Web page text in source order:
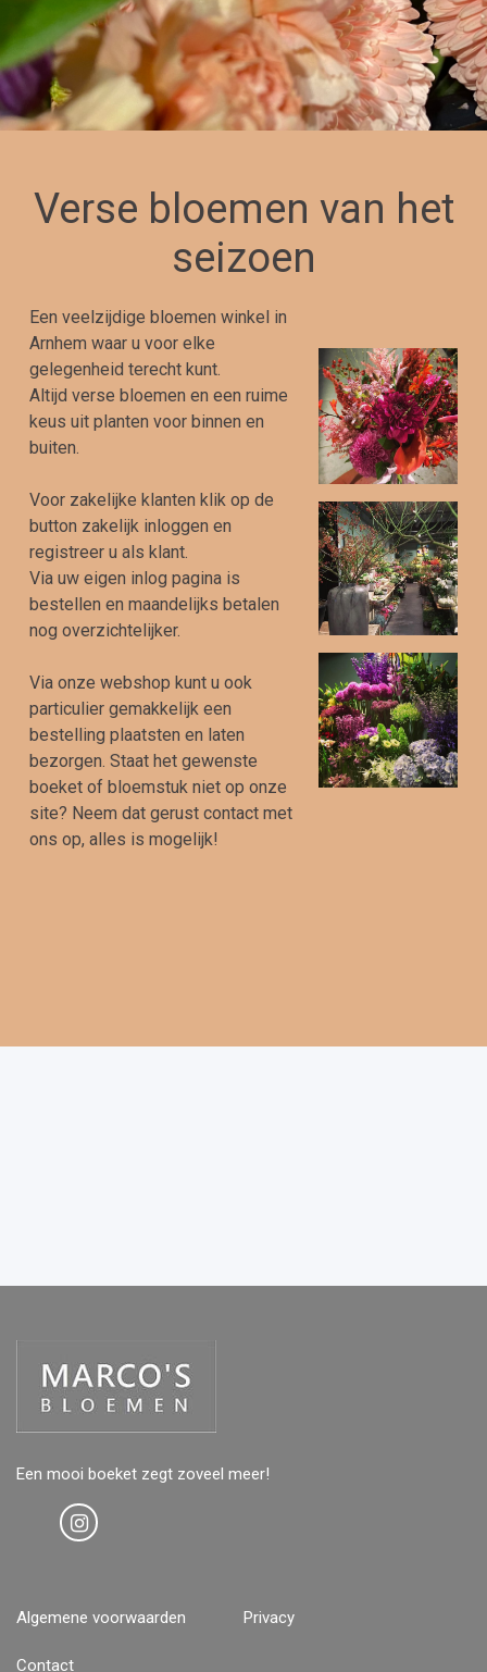
Verse bloemen van het
seizoen
Een veelzijdige bloemen winkel in
Arnhem waar u voor elke
gelegenheid terecht kunt.
Altijd verse bloemen en een ruime
keus uit planten voor binnen en
buiten.
Voor zakelijke klanten klik op de
button zakelijk inloggen en
registreer u als klant.
Via uw eigen inlog pagina is
bestellen en maandelijks betalen
nog overzichtelijker.
Via onze webshop kunt u ook
particulier gemakkelijk een
bestelling plaatsten en laten
bezorgen. Staat het gewenste
boeket of bloemstuk niet op onze
site? Neem dat gerust contact met
ons op, alles is mogelijk!
Een mooi boeket zegt zoveel meer!
Algemene voorwaarden Privacy
Contact